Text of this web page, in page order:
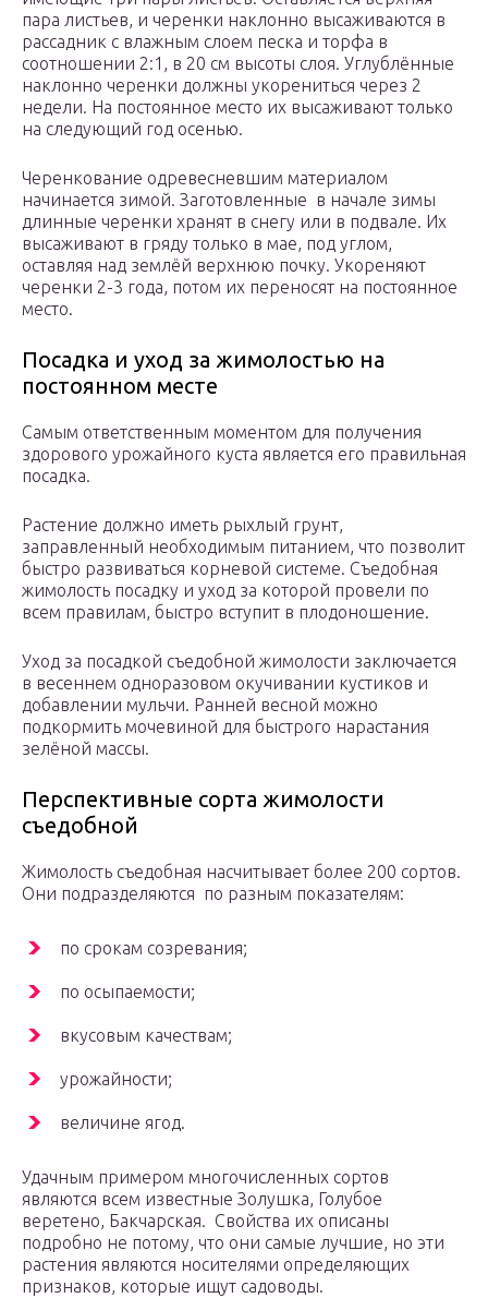
пара листьев, и черенки наклонно высаживаются в
рассадник с влажным слоем песка и торфа в
соотношении 2:1, в 20 см высоты слоя. Углублённые
наклонно черенки должны укорениться через 2
недели. На постоянное место их высаживают только
на следующий год осенью.
Черенкование одревесневшим материалом
начинается зимой. Заготовленные в начале зимы
длинные черенки хранят в снегу или в подвале. Их
высаживают в гряду только в мае, под углом,
оставляя над землёй верхнюю почку. Укореняют
черенки 2-3 года, потом их переносят на постоянное
место.
Посадка и уход за жимолостью на
постоянном месте
Самым ответственным моментом для получения
здорового урожайного куста является его правильная
посадка.
Растение должно иметь рыхлый грунт,
заправленный необходимым питанием, что позволит
быстро развиваться корневой системе. Съедобная
жимолость посадку и уход за которой провели по
всем правилам, быстро вступит в плодоношение.
Уход за посадкой съедобной жимолости заключается
в весеннем одноразовом окучивании кустиков и
добавлении мульчи. Ранней весной можно
подкормить мочевиной для быстрого нарастания
зелёной массы.
Перспективные сорта жимолости
съедобной
Жимолость съедобная насчитывает более 200 сортов.
Они подразделяются по разным показателям:
по срокам созревания;
по осыпаемости;
вкусовым качествам;
урожайности;
величине ягод.
Удачным примером многочисленных сортов
являются всем известные Золушка, Голубое
веретено, Бакчарская. Свойства их описаны
подробно не потому, что они самые лучшие, но эти
растения являются носителями определяющих
признаков, которые ищут садоводы.